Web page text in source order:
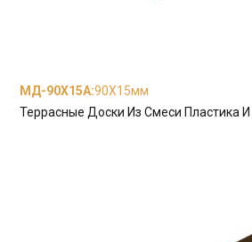
МД-90Х15А:90X15мм
Террасные Доски Из Смеси Пластика